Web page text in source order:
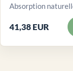
Absorption
41,38 EUR